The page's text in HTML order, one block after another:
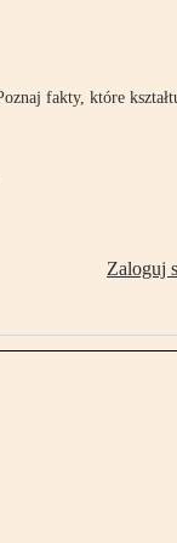
fakty, które
Zaloguj